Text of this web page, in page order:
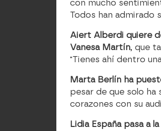
con mucho
Todos han admirado
Aiert Alberdi quiere
Vanesa Martín, que
"Tienes ahí dentro
Marta Berlín ha
pesar de que solo ha
corazones con su
Lidia España pasa a